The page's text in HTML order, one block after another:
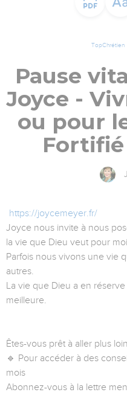
TopChrétien
Pause
Joyce -
ou pour
https://joycemeyer.fr/
Joyce nous invite à nous
la vie que Dieu veut pour
Parfois nous vivons une vie
autres.
La vie que Dieu a en
meilleure.
Êtes-vous prêt à aller plus
🔹 Pour accéder à des
mois
Abonnez-vous à la lettre